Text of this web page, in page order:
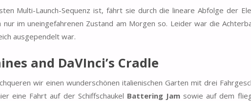
Multi-Launch-Sequenz ist, fährt sie durch die lineare Abfolge der
im uneingefahrenen Zustand am Morgen so. Leider war die
ausgependelt war.
and DaVInci’s Cradle
wir einen wunderschönen italienischen Garten mit drei
eine Fahrt auf der Schiffschaukel Battering Jam sowie auf dem